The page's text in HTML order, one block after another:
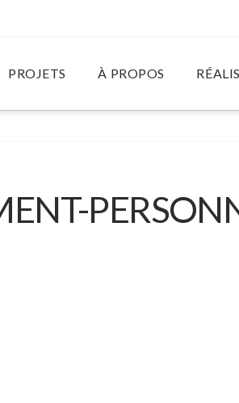
PROJETS À PROPOS